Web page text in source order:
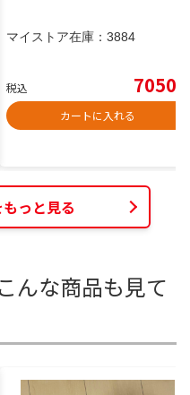
マイストア在庫： 3884
税込 7050
カートに入れる
っと見る
んな商品も見て